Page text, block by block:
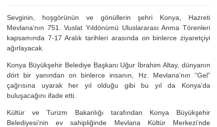
Sevginin, hoşgörünün ve gönüllerin şehri Konya, Hazreti
Mevlana’nın 751. Vuslat Yıldönümü Uluslararası Anma Törenleri
kapsamında 7-17 Aralık tarihleri arasında on binlerce ziyaretçiyi
ağırlayacak.
Konya Büyükşehir Belediye Başkanı Uğur İbrahim Altay, dünyanın
dört bir yanından on binlerce insanın, Hz. Mevlana’nın “Gel”
çağrısına uyarak her yıl olduğu gibi bu yıl da Konya’da
buluşacağını ifade etti.
Kültür ve Turizm Bakanlığı tarafından Konya Büyükşehir
Belediyesi’nin ev sahipliğinde Mevlana Kültür Merkezi’nde